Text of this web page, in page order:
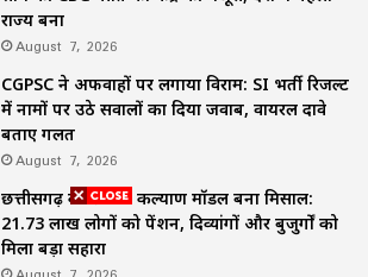
राज्य बना
August 7, 2026
CGPSC ने अफवाहों पर लगाया विराम: SI भर्ती रिजल्ट
में नामों पर उठे सवालों का दिया जवाब, वायरल दावे
बताए गलत
August 7, 2026
छत्तीसगढ़ का समाज कल्याण मॉडल बना मिसाल:
21.73 लाख लोगों को पेंशन, दिव्यांगों और बुजुर्गों को
मिला बड़ा सहारा